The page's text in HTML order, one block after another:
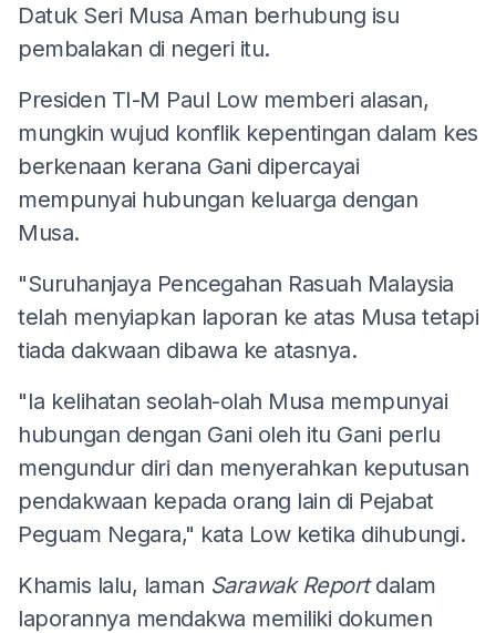
Datuk Seri Musa Aman berhubung isu
pembalakan di negeri itu.
Presiden TI-M Paul Low memberi alasan,
mungkin wujud konflik kepentingan dalam kes
berkenaan kerana Gani dipercayai
mempunyai hubungan keluarga dengan
Musa.
"Suruhanjaya Pencegahan Rasuah Malaysia
telah menyiapkan laporan ke atas Musa tetapi
tiada dakwaan dibawa ke atasnya.
"Ia kelihatan seolah-olah Musa mempunyai
hubungan dengan Gani oleh itu Gani perlu
mengundur diri dan menyerahkan keputusan
pendakwaan kepada orang lain di Pejabat
Peguam Negara," kata Low ketika dihubungi.
Khamis lalu, laman Sarawak Reportdalam
laporannya mendakwa memiliki dokumen